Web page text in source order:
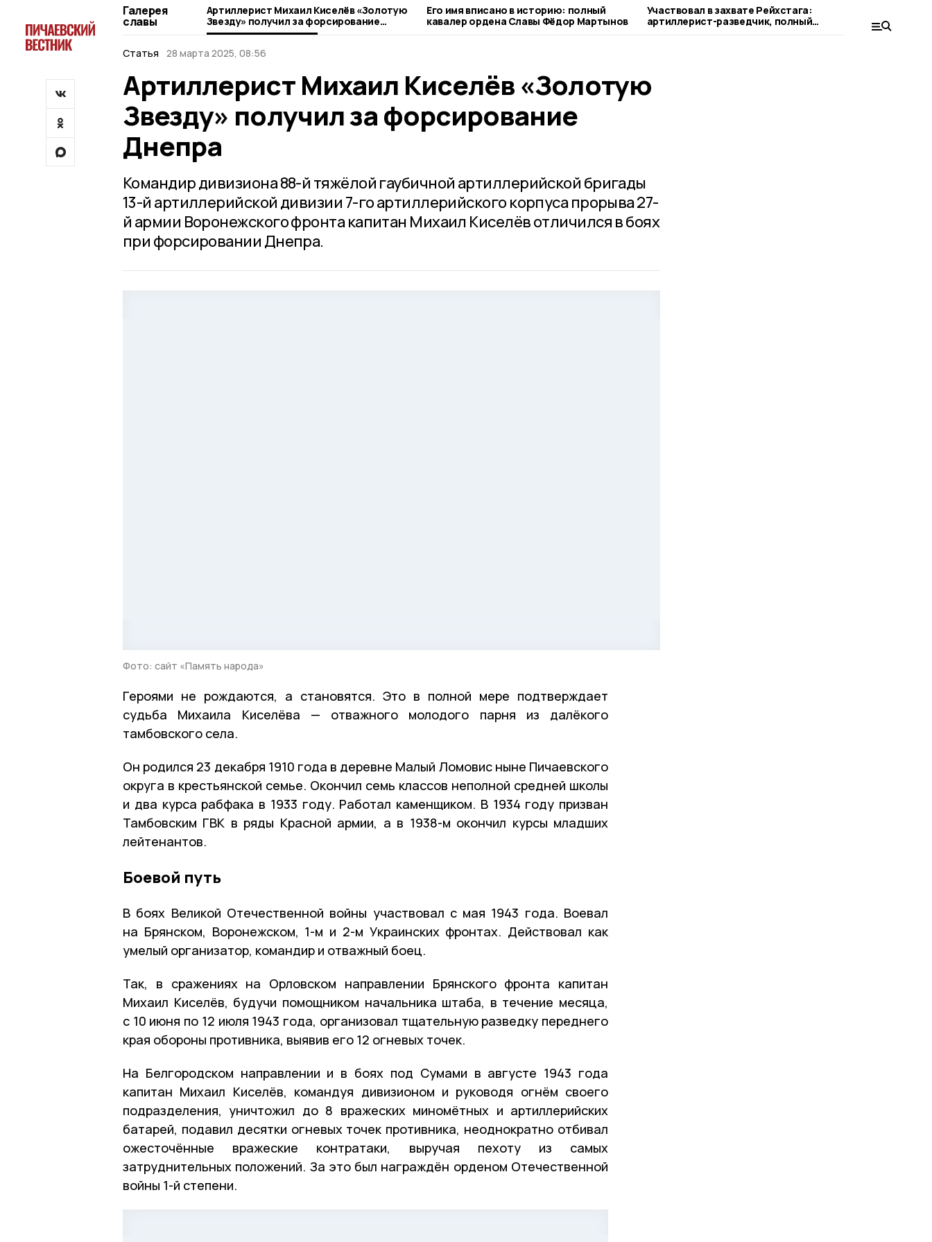
Галерея
славы
Артиллерист Михаил Киселёв «Золотую
Звезду» получил за форсирование
Днепра
Его имя вписано в историю: полный
кавалер ордена Славы Фёдор Мартынов
Участвовал в захвате Рейхстага:
артиллерист-разведчик, полный
кавалер ордена Славы Иван Лядов
Шепелев
Статья 28 марта 2025, 08:56
Артиллерист Михаил Киселёв «Золотую
Звезду» получил за форсирование
Днепра
Командир дивизиона 88-й тяжёлой гаубичной артиллерийской бригады
13-й артиллерийской дивизии 7-го артиллерийского корпуса прорыва 27-
й армии Воронежского фронта капитан Михаил Киселёв отличился в боях
при форсировании Днепра.
Фото: сайт «Память народа»
Героями не рождаются, а становятся. Это в полной мере подтверждает
судьба Михаила Киселёва — отважного молодого парня из далёкого
тамбовского села.
Он родился 23 декабря 1910 года в деревне Малый Ломовис ныне Пичаевского
округа в крестьянской семье. Окончил семь классов неполной средней школы
и два курса рабфака в 1933 году. Работал каменщиком. В 1934 году призван
Тамбовским ГВК в ряды Красной армии, а в 1938-м окончил курсы младших
лейтенантов.
Боевой путь
В боях Великой Отечественной войны участвовал с мая 1943 года. Воевал
на Брянском, Воронежском, 1-м и 2-м Украинских фронтах. Действовал как
умелый организатор, командир и отважный боец.
Так, в сражениях на Орловском направлении Брянского фронта капитан
Михаил Киселёв, будучи помощником начальника штаба, в течение месяца,
с 10 июня по 12 июля 1943 года, организовал тщательную разведку переднего
края обороны противника, выявив его 12 огневых точек.
На Белгородском направлении и в боях под Сумами в августе 1943 года
капитан Михаил Киселёв, командуя дивизионом и руководя огнём своего
подразделения, уничтожил до 8 вражеских миномётных и артиллерийских
батарей, подавил десятки огневых точек противника, неоднократно отбивал
ожесточённые вражеские контратаки, выручая пехоту из самых
затруднительных положений. За это был награждён орденом Отечественной
войны 1-й степени.